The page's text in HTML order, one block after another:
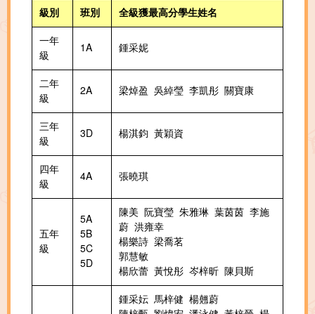
級別 班別
全級獲最高分學生姓名
一年
級
1A 鍾采妮
二年
級
2A 梁焯盈 吳綽瑩 李凱彤 關寶康
三年
級
3D 楊淇鈞 黃穎資
四年
級
4A 張曉琪
五年
級
5A
5B
5C
5D
陳美 阮寶瑩 朱雅琳 葉茵茵 李施
蔚 洪雍幸
楊樂詩 梁喬茗
郭慧敏
楊欣蕾 黃悅彤 岑梓昕 陳貝斯
鍾采妘 馬梓健 楊翹蔚